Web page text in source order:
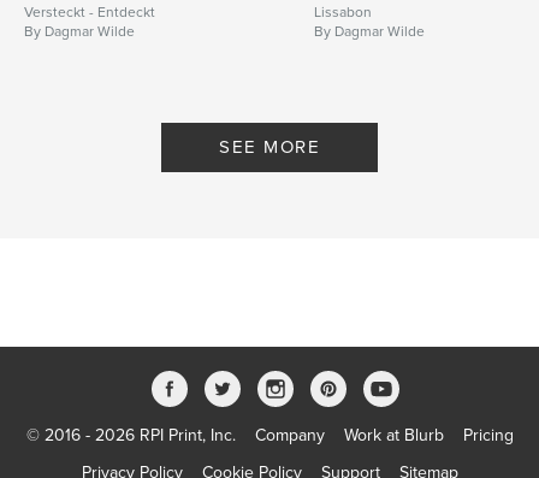
Versteckt - Entdeckt
By Dagmar Wilde
Lissabon
By Dagmar Wilde
SEE MORE
© 2016 - 2026 RPI Print, Inc. Company Work at Blurb
Pricing
Privacy Policy
Cookie Policy Support Sitemap